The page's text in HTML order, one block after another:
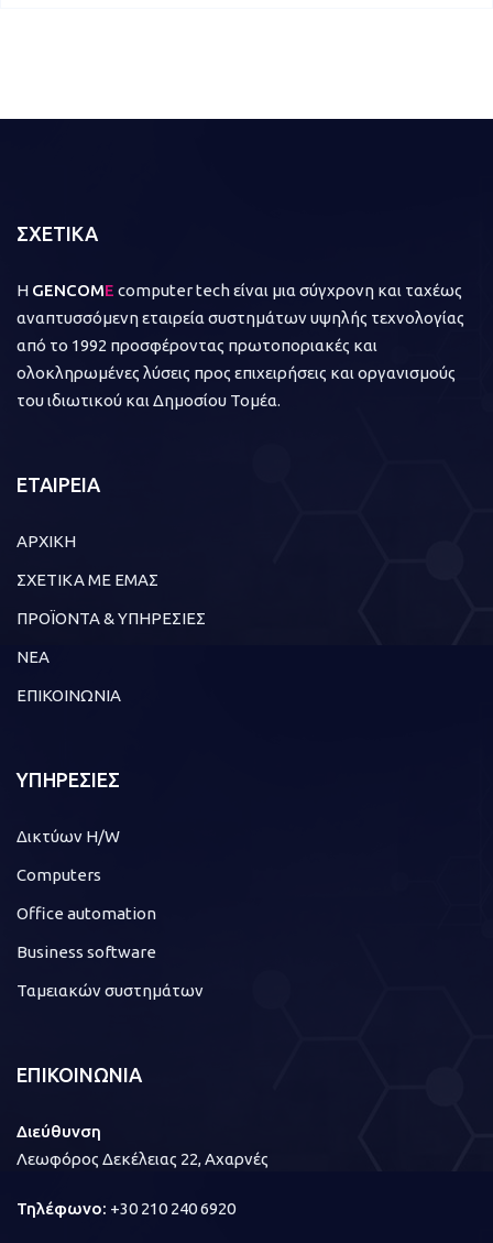
ΣΧΕΤΙΚΑ
Η GENCOME computer tech είναι μια σύγχρονη και ταχέως
αναπτυσσόμενη εταιρεία συστημάτων υψηλής τεχνολογίας
από το 1992 προσφέροντας πρωτοποριακές και
ολοκληρωμένες λύσεις προς επιχειρήσεις και οργανισμούς
του ιδιωτικού και Δημοσίου Τομέα.
ΕΤΑΙΡΕΙΑ
ΑΡΧΙΚΗ
ΣΧΕΤΙΚΑ ΜΕ ΕΜΑΣ
ΠΡΟΪΟΝΤΑ & ΥΠΗΡΕΣΙΕΣ
ΝΕΑ
ΕΠΙΚΟΙΝΩΝΙΑ
ΥΠΗΡΕΣΙΕΣ
Δικτύων H/W
Computers
Office automation
Business software
Ταμειακών συστημάτων
ΕΠΙΚΟΙΝΩΝΙΑ
Διεύθυνση
Λεωφόρος Δεκέλειας 22, Αχαρνές
Τηλέφωνο: +30 210 240 6920